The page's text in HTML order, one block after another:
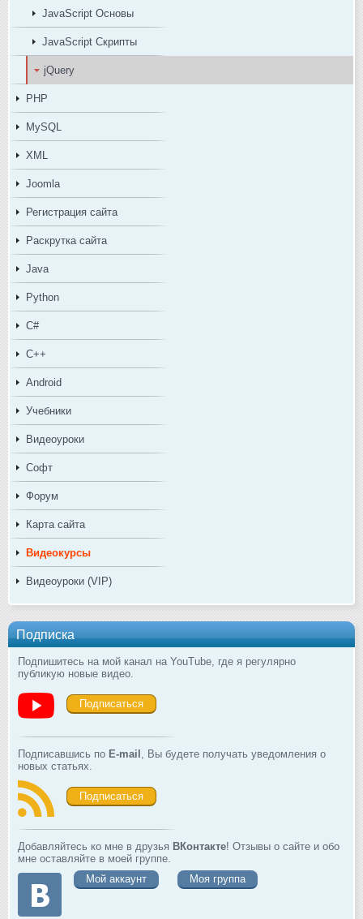
JavaScript Основы
JavaScript Скрипты
jQuery
PHP
MySQL
XML
Joomla
Регистрация сайта
Раскрутка сайта
Java
Python
C#
C++
Android
Учебники
Видеоуроки
Софт
Форум
Карта сайта
Видеокурсы
Видеоуроки (VIP)
Подписка
Подпишитесь на мой канал на YouTube, где я регулярно
публикую новые видео.
Подписаться
Подписавшись по E-mail , Вы будете получать уведомления о
новых статьях.
Подписаться
Добавляйтесь ко мне в друзья ВКонтакте! Отзывы о сайте и обо
мне оставляйте в моей группе.
Мой аккаунт
Моя группа